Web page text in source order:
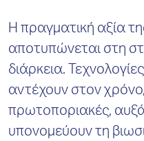
Η πραγματική αξία
αποτυπώνεται στη
διάρκεια.
αντέχουν στον
πρωτοποριακές,
υπονομεύουν τη